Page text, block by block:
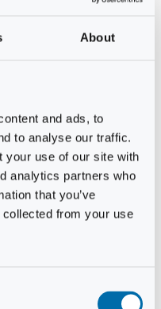
About
and ads, to
to analyse our traffic.
your use of our site with
analytics partners who
that you’ve
collected from your use